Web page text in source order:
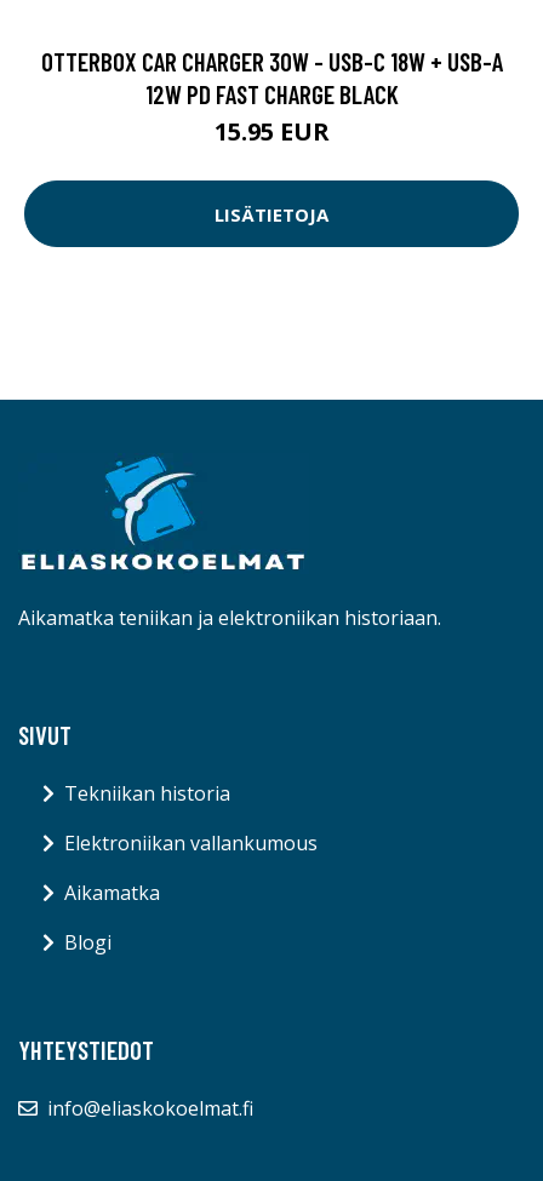
OTTERBOX CAR CHARGER 30W - USB-C 18W + USB-A
12W PD FAST CHARGE BLACK
15.95 EUR
LISÄTIETOJA
Aikamatka teniikan ja elektroniikan historiaan.
SIVUT
Tekniikan historia
Elektroniikan vallankumous
Aikamatka
Blogi
YHTEYSTIEDOT
info@eliaskokoelmat.fi